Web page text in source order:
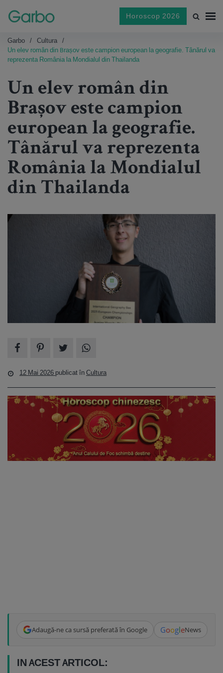
Horoscop 2026
Garbo
Cultura
Un elev român din Brașov este campion european la geografie. Tânărul va
reprezenta România la Mondialul din Thailanda
Un elev român din
Brașov este campion
european la geografie.
Tânărul va reprezenta
România la Mondialul
din Thailanda
12 Mai 2026 publicat înCultura
Adaugă-ne ca sursă preferată în Google GoogleNews
IN ACEST ARTICOL: